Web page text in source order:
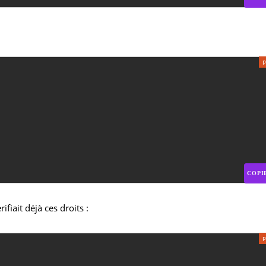
déjà ces droits :